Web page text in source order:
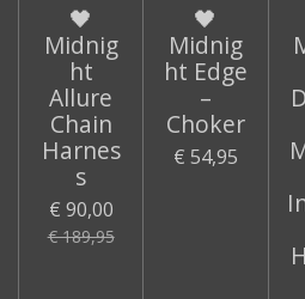
🖤
Midnig
ht
Allure
Chain
Harnes
s
€ 90,00
€ 189,95
🖤
Midnig
ht Edge
–
Choker
€ 54,95